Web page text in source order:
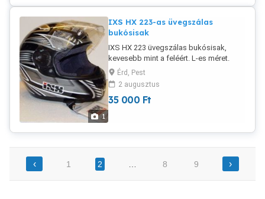
1
IXS HX 223-as üvegszálas
bukósisak
IXS HX 223 üvegszálas bukósisak,
kevesebb mint a feléért. L-es méret.
Érd, Pest
2 augusztus
35 000 Ft
‹ 1 2 8 9 ›